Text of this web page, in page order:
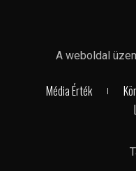
A weboldal
Média Érték